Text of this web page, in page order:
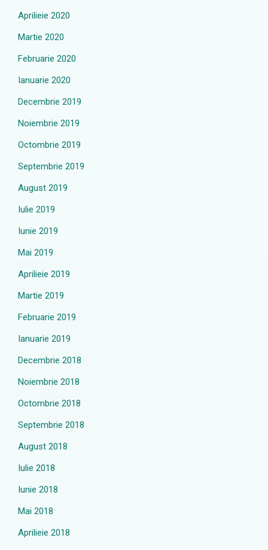
Aprilieie 2020
Martie 2020
Februarie 2020
Ianuarie 2020
Decembrie 2019
Noiembrie 2019
Octombrie 2019
Septembrie 2019
August 2019
Iulie 2019
Iunie 2019
Mai 2019
Aprilieie 2019
Martie 2019
Februarie 2019
Ianuarie 2019
Decembrie 2018
Noiembrie 2018
Octombrie 2018
Septembrie 2018
August 2018
Iulie 2018
Iunie 2018
Mai 2018
Aprilieie 2018